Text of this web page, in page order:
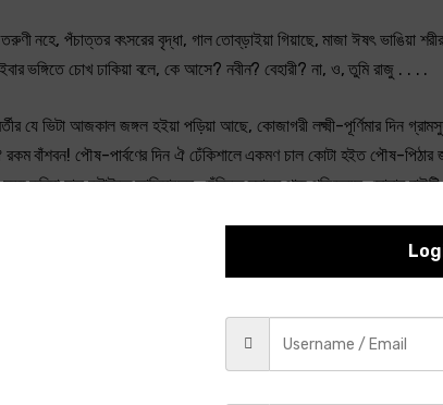
নহে, পঁচাত্তর বৎসরের বৃদ্ধা, গাল তোব্‌ড়াইয়া গিয়াছে, মাজা ঈষৎ ভাঙিয়া
ভঙ্গিতে চোখ ঢাকিয়া বলে, কে আসে? নবীন? বেহারী? না, ও, তুমি রাজু . . . .
যে ভিটা আজকাল জঙ্গল হইয়া পড়িয়া আছে, কোজাগরী লক্ষ্মী-পূর্ণিমার দিন
বাঁশবন! পৌষ-পার্বণের দিন ঐ ঢেঁকিশালে একমণ চাল কোটা হইত পৌষ-
করিয়া চাল কুটাইতে আসিয়াছেন, ঢেঁকিতে দমাদম পাড় পড়িতেছে, সোনার বাউটি
যখন ইন্দির ঠাক্‌রুণ বিধবা হইল, তখন প্রতি দ্বাদশীর দিন প্রাতঃকালে নিজের
নাই যার সঙ্গে সুখদুঃখের দুটো কথা কয়।
পথে লাফাইয়া লাফাইয়া খেলিয়া বেড়াইত, মুখুয্যেদের তেঁতুল গাছে ডাঁশা
হইল— পিতার মৃত্যুর পর দশ বৎসরের নববিবাহিতা পত্নীকে বাপের বাড়ী
কখনো কখনো দু’পাঁচ টাকা বুড়ীর নামে মনি অর্ডার করিয়া পাঠাইত। এই বাড়ী